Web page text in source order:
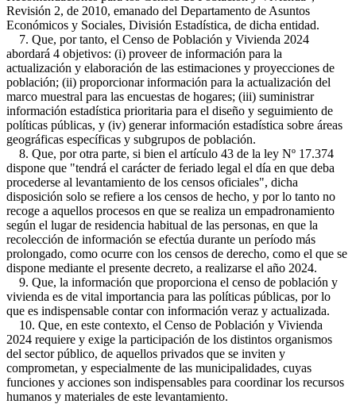
Revisión 2, de 2010, emanado del Departamento de Asuntos
Económicos y Sociales, División Estadística, de dicha entidad.
7. Que, por tanto, el Censo de Población y Vivienda 2024
abordará 4 objetivos: (i) proveer de información para la
actualización y elaboración de las estimaciones y proyecciones de
población; (ii) proporcionar información para la actualización del
marco muestral para las encuestas de hogares; (iii) suministrar
información estadística prioritaria para el diseño y seguimiento de
políticas públicas, y (iv) generar información estadística sobre áreas
geográficas específicas y subgrupos de población.
8. Que, por otra parte, si bien el artículo 43 de la ley Nº 17.374
dispone que "tendrá el carácter de feriado legal el día en que deba
procederse al levantamiento de los censos oficiales", dicha
disposición solo se refiere a los censos de hecho, y por lo tanto no
recoge a aquellos procesos en que se realiza un empadronamiento
según el lugar de residencia habitual de las personas, en que la
recolección de información se efectúa durante un período más
prolongado, como ocurre con los censos de derecho, como el que se
dispone mediante el presente decreto, a realizarse el año 2024.
9. Que, la información que proporciona el censo de población y
vivienda es de vital importancia para las políticas públicas, por lo
que es indispensable contar con información veraz y actualizada.
10. Que, en este contexto, el Censo de Población y Vivienda
2024 requiere y exige la participación de los distintos organismos
del sector público, de aquellos privados que se inviten y
comprometan, y especialmente de las municipalidades, cuyas
funciones y acciones son indispensables para coordinar los recursos
humanos y materiales de este levantamiento.